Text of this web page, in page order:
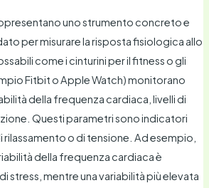
uno strumento concreto e
per misurare la risposta fisiologica allo
come i cinturini per il fitness o gli
Fitbit o Apple Watch) monitorano
della frequenza cardiaca, livelli di
Questi parametri sono indicatori
o di tensione. Ad esempio,
della frequenza cardiaca è
stress, mentre una variabilità più elevata